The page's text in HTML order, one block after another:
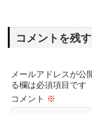
コメントを残す
メールアドレスが公
る欄は必須項目です
コメント ※